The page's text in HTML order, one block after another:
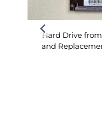
Hard Drive
and